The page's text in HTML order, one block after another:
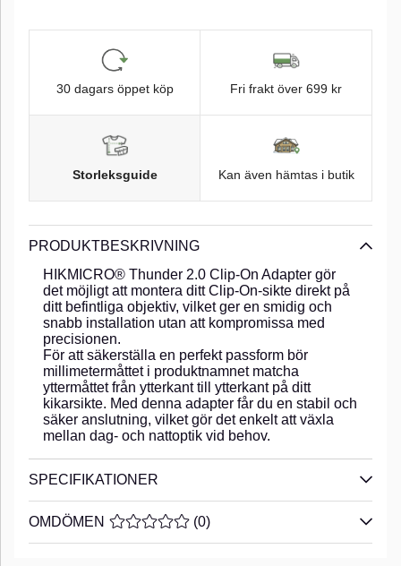
30 dagars öppet köp Fri frakt över 699 kr
Storleksguide Kan även hämtas i butik
PRODUKTBESKRIVNING
HIKMICRO® Thunder 2.0 Clip-On Adapter gör
det möjligt att montera ditt Clip-On-sikte direkt på
ditt befintliga objektiv, vilket ger en smidig och
snabb installation utan att kompromissa med
precisionen.
För att säkerställa en perfekt passform bör
millimetermåttet i produktnamnet matcha
yttermåttet från ytterkant till ytterkant på ditt
kikarsikte. Med denna adapter får du en stabil och
säker anslutning, vilket gör det enkelt att växla
mellan dag- och nattoptik vid behov.
SPECIFIKATIONER
OMDÖMEN MEDELBETYG 0 AV 5 ANTAL BETYG 0
(0)